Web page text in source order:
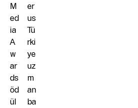
M
ed
ia
A
w
ar
ds
öd
ül
er
us
Tü
rki
ye
uz
m
an
ba